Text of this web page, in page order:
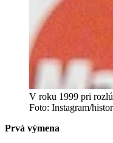
V roku 1999 pri
Foto: Instagram/
Prvá výmena